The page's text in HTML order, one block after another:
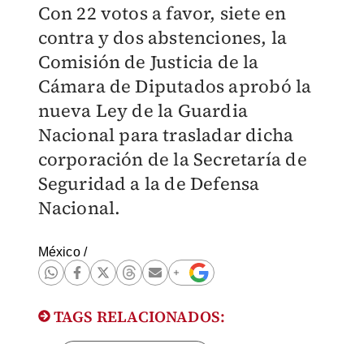
Con 22 votos a favor, siete en
contra y dos abstenciones, la
Comisión de Justicia de la
Cámara de Diputados aprobó la
nueva Ley de la Guardia
Nacional para trasladar dicha
corporación de la Secretaría de
Seguridad a la de Defensa
Nacional.
México/
TAGS RELACIONADOS: